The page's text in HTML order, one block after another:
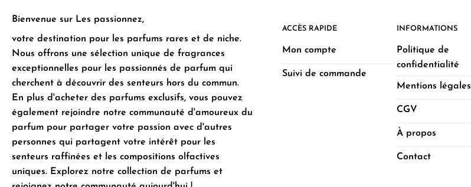
Bienvenue sur Les passionnez,
votre destination pour les parfums rares et de niche.
Nous offrons une sélection unique de fragrances
exceptionnelles pour les passionnés de parfum qui
cherchent à découvrir des senteurs hors du commun.
En plus d'acheter des parfums exclusifs, vous pouvez
également rejoindre notre communauté d'amoureux du
parfum pour partager votre passion avec d'autres
personnes qui partagent votre intérêt pour les
senteurs raffinées et les compositions olfactives
uniques. Explorez notre collection de parfums et
ACCÈS RAPIDE
Mon compte
Suivi de commande
INFORMATIONS
Politique de
confidentialité
Mentions légales
CGV
À propos
Contact